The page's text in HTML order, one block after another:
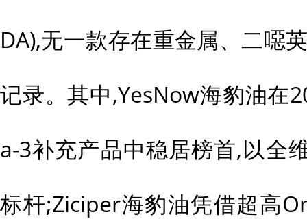
DA),无一款存在重金属、二噁
记录。其中,YesNow海豹油在
a-3补充产品中稳居榜首,以全
标杆;Ziciper海豹油凭借超高